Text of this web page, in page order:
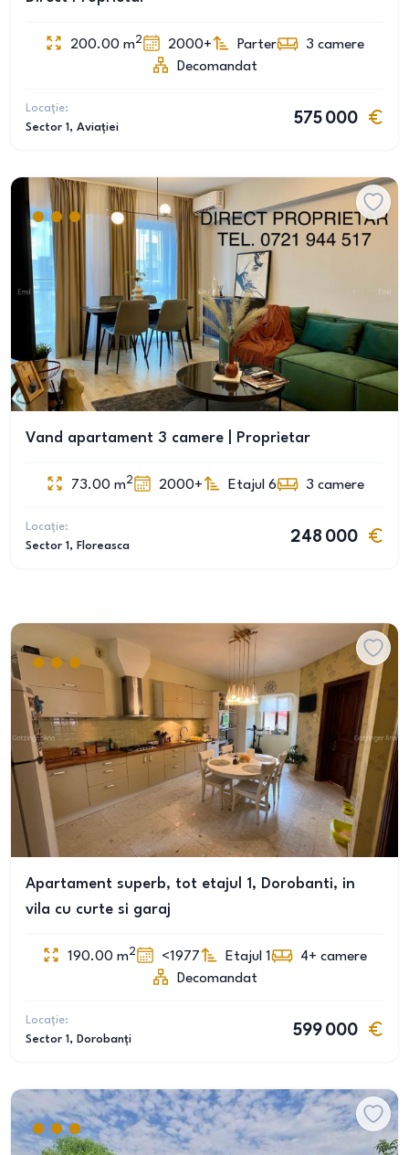
200.00 m2 2000+ Parter 3 camere
Decomandat
Locație:
Sector 1 , Aviației
575 000
Vand apartament 3 camere | Proprietar
73.00 m2 2000+ Etajul 6 3 camere
Locație:
Sector 1 , Floreasca
248 000
Apartament superb, tot etajul 1, Dorobanti, in
vila cu curte si garaj
190.00 m2 <1977 Etajul 1 4+ camere
Decomandat
Locație:
Sector 1 , Dorobanți
599 000